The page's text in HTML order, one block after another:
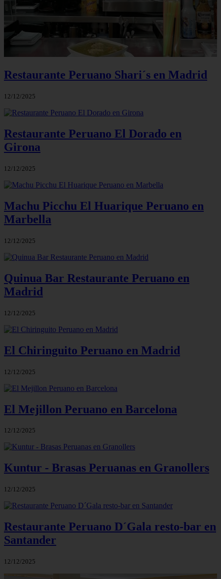
Restaurante Peruano Shari´s en Madrid
12/12/2025
Restaurante Peruano El Dorado en
Girona
12/12/2025
Machu Picchu El Huarique Peruano en
Marbella
12/12/2025
Quinua Bar Restaurante Peruano en
Madrid
12/12/2025
El Chiringuito Peruano en Madrid
12/12/2025
El Mejillon Peruano en Barcelona
12/12/2025
Kuntur - Brasas Peruanas en Granollers
12/12/2025
Restaurante Peruano D´Gala resto-bar en
Santander
12/12/2025